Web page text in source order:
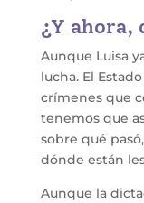
¿Y ahora,
Aunque Luisa
lucha. El
crímenes que
tenemos que
sobre qué
dónde están
Aunque la